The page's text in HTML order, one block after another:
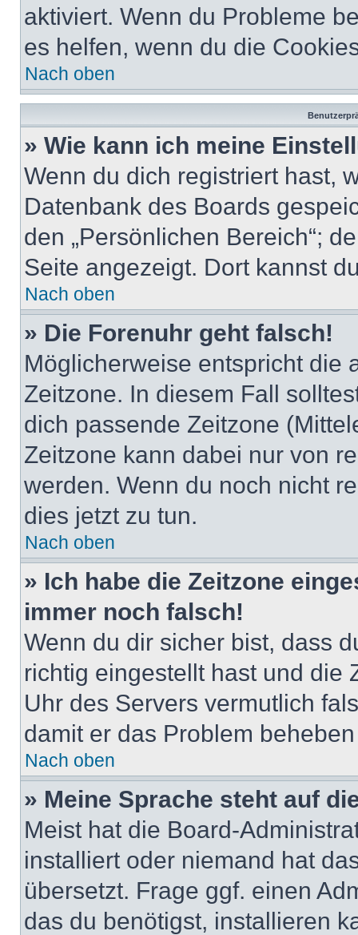
aktiviert. Wenn du Probleme
es helfen, wenn du die
Nach oben
» Wie kann ich meine
Wenn du dich registriert hast,
Datenbank des Boards
den „Persönlichen Bereich“;
Seite angezeigt. Dort kannst
Nach oben
» Die Forenuhr geht falsch!
Möglicherweise entspricht die
Zeitzone. In diesem Fall
dich passende Zeitzone
Zeitzone kann dabei nur von
werden. Wenn du noch nicht
dies jetzt zu tun.
Nach oben
» Ich habe die Zeitzone
immer noch falsch!
Wenn du dir sicher bist, dass
richtig eingestellt hast und die
Uhr des Servers vermutlich
damit er das Problem
Nach oben
» Meine Sprache steht auf
Meist hat die Board-
installiert oder niemand hat
übersetzt. Frage ggf. einen
das du benötigst, installieren